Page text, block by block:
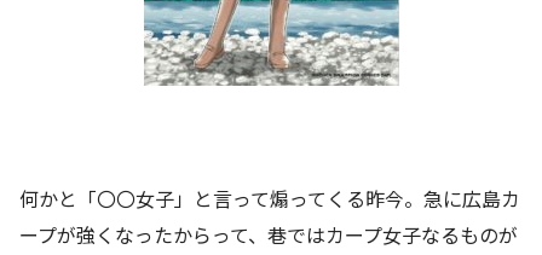
何かと「〇〇女子」と言って煽ってくる昨今。急に広島カ
ープが強くなったからって、巷ではカープ女子なるものが